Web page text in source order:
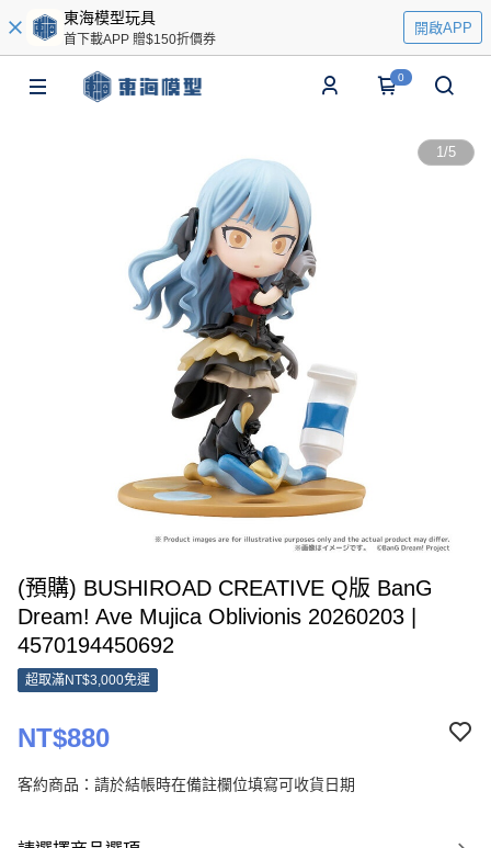
東海模型玩具
首下載APP 贈$150折價券
開啟APP
0
1/5
(預購) BUSHIROAD CREATIVE Q版 BanG
Dream! Ave Mujica Oblivionis 20260203 |
4570194450692
超取滿NT$3,000免運
NT$880
客約商品：請於結帳時在備註欄位填寫可收貨日期